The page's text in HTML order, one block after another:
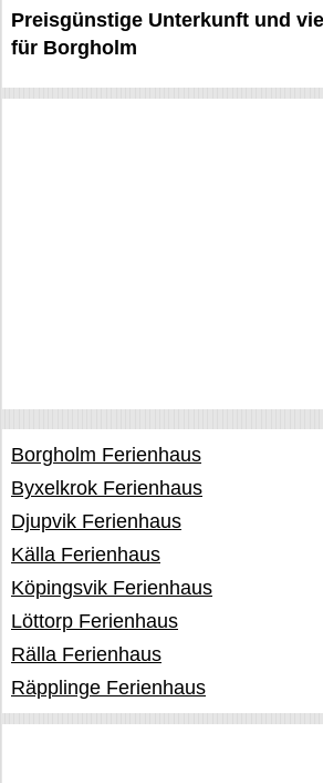
Preisgünstige Unterkunft und
für Borgholm
Borgholm Ferienhaus
Byxelkrok Ferienhaus
Djupvik Ferienhaus
Källa Ferienhaus
Köpingsvik Ferienhaus
Löttorp Ferienhaus
Rälla Ferienhaus
Räpplinge Ferienhaus